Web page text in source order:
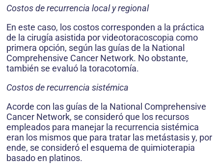
Costos de recurrencia local y regional
En este caso, los costos corresponden a la práctica
de la cirugía asistida por videotoracoscopia como
primera opción, según las guías de la National
Comprehensive Cancer Network. No obstante,
también se evaluó la toracotomía.
Costos de recurrencia sistémica
Acorde con las guías de la National Comprehensive
Cancer Network, se consideró que los recursos
empleados para manejar la recurrencia sistémica
eran los mismos que para tratar las metástasis y, por
ende, se consideró el esquema de quimioterapia
basado en platinos.